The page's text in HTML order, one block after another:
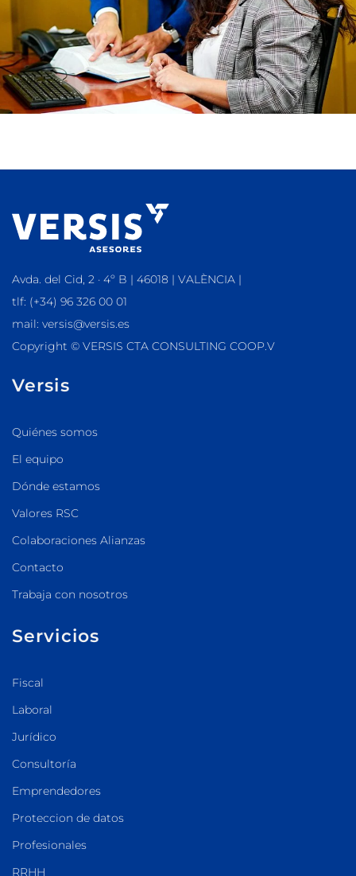
Avda. del Cid, 2 · 4º B | 46018 | VALÈNCIA |
tlf: (+34) 96 326 00 01
mail: versis@versis.es
Copyright © VERSIS CTA CONSULTING COOP.V
Versis
Quiénes somos
El equipo
Dónde estamos
Valores RSC
Colaboraciones Alianzas
Contacto
Trabaja con nosotros
Servicios
Fiscal
Laboral
Jurídico
Consultoría
Emprendedores
Proteccion de datos
Profesionales
RRHH